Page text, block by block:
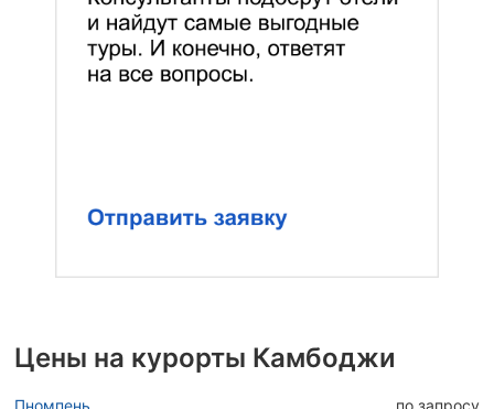
Цены на курорты Камбоджи
Пномпень по запросу